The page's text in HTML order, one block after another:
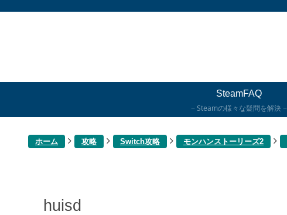
SteamFAQ
Steamの様々な疑問を解決
ホーム 攻略 Switch攻略 モンハンストーリーズ2
huisd